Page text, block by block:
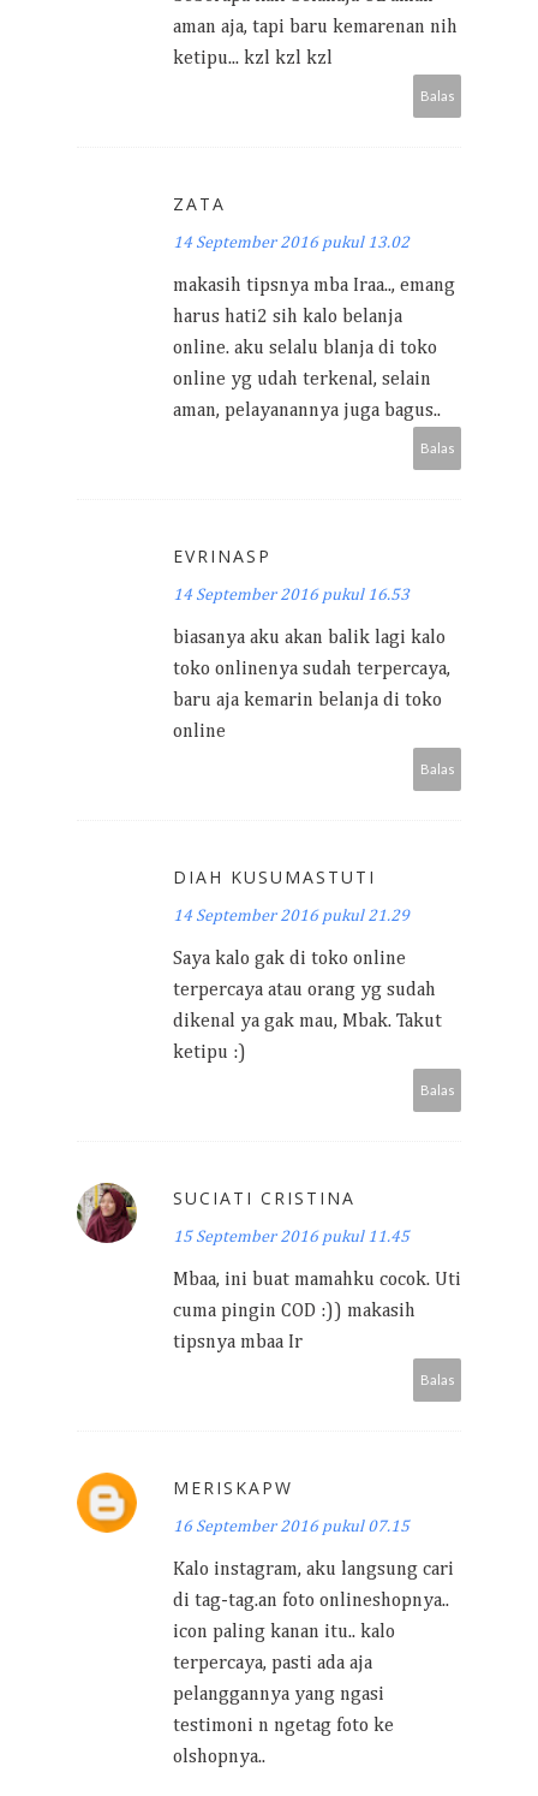
aman aja, tapi baru kemarenan nih
ketipu... kzl kzl kzl
Balas
ZATA
14 September 2016 pukul 13.02
makasih tipsnya mba Iraa.., emang
harus hati2 sih kalo belanja
online. aku selalu blanja di toko
online yg udah terkenal, selain
aman, pelayanannya juga bagus..
Balas
EVRINASP
14 September 2016 pukul 16.53
biasanya aku akan balik lagi kalo
toko onlinenya sudah terpercaya,
baru aja kemarin belanja di toko
online
Balas
DIAH KUSUMASTUTI
14 September 2016 pukul 21.29
Saya kalo gak di toko online
terpercaya atau orang yg sudah
dikenal ya gak mau, Mbak. Takut
ketipu :)
Balas
SUCIATI CRISTINA
15 September 2016 pukul 11.45
Mbaa, ini buat mamahku cocok. Uti
cuma pingin COD :)) makasih
tipsnya mbaa Ir
Balas
MERISKAPW
16 September 2016 pukul 07.15
Kalo instagram, aku langsung cari
di tag-tag.an foto onlineshopnya..
icon paling kanan itu.. kalo
terpercaya, pasti ada aja
pelanggannya yang ngasi
testimoni n ngetag foto ke
olshopnya..